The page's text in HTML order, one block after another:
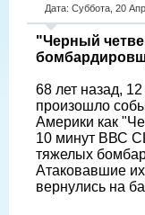
Дата: Суббота, 20
"Черный
68 лет назад,
произошло
Америки как
10 минут ВВС
тяжелых
Атаковавшие их
вернулись на